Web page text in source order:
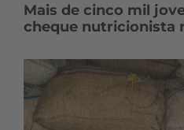
Mais de cinco mil
cheque nutricionista